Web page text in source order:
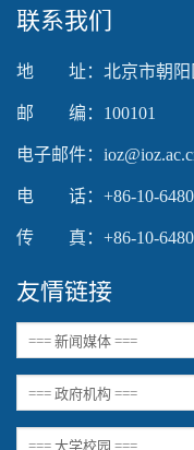
联系我们
地 址：北京市朝阳
邮 编：100101
电子邮件：
电 话：+86-10-
传 真：+86-10-
友情链接